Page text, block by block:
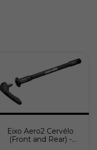
Eixo Aero2 Cervélo
(Front and Rear) -